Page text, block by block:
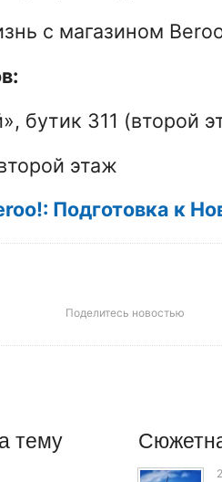
с магазином
бутик 311 (второй
этаж
Подготовка к
Поделитесь новостью
тему